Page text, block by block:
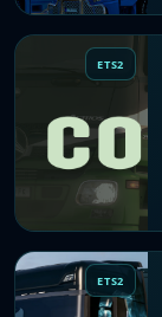
ETS2
ETS2